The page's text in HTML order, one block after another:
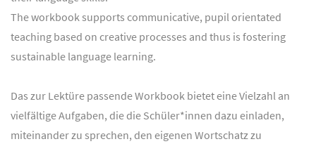
The workbook supports communicative, pupil orientated
teaching based on creative processes and thus is fostering
sustainable language learning.
Das zur Lektüre passende Workbook bietet eine Vielzahl an
vielfältige Aufgaben, die die Schüler*innen dazu einladen,
miteinander zu sprechen, den eigenen Wortschatz zu